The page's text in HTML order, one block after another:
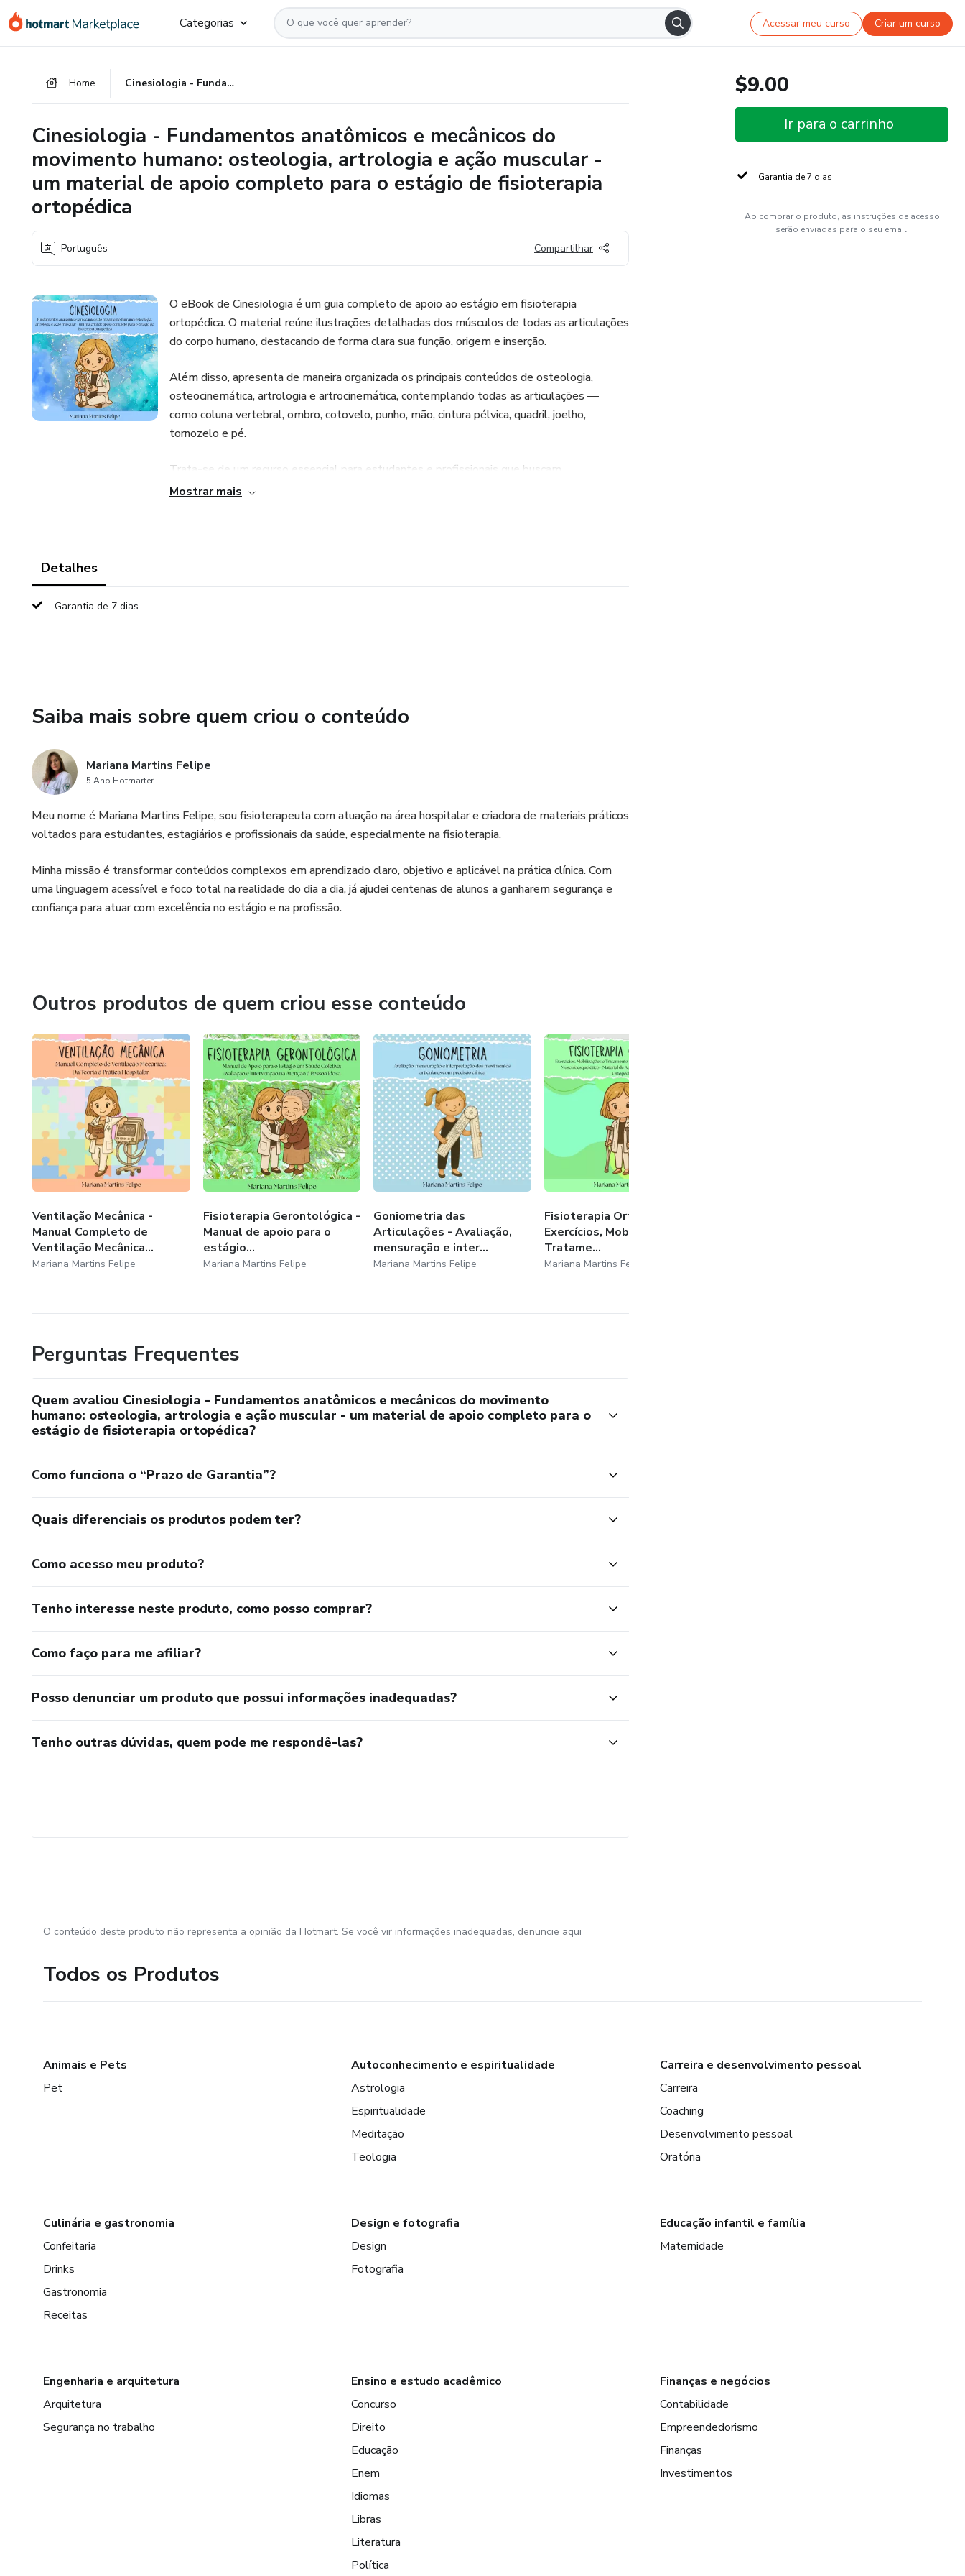
para
para
para
Categorias Acessar meu curso Criar um curso
Home Cinesiologia - Fundamentos anatômicos e mecânicos do movimento humano: osteologia, artrologia e ação muscular - um material de apoio completo para o estágio de fisioterapia ortopédica
Cinesiologia - Fundamentos anatômicos e mecânicos do
movimento humano: osteologia, artrologia e ação muscular -
um material de apoio completo para o estágio de fisioterapia
ortopédica
Português Compartilhar
O eBook de Cinesiologia é um guia completo de apoio ao estágio em fisioterapia
ortopédica. O material reúne ilustrações detalhadas dos músculos de todas as articulações
do corpo humano, destacando de forma clara sua função, origem e inserção.
Além disso, apresenta de maneira organizada os principais conteúdos de osteologia,
osteocinemática, artrologia e artrocinemática, contemplando todas as articulações —
como coluna vertebral, ombro, cotovelo, punho, mão, cintura pélvica, quadril, joelho,
tornozelo e pé.
Trata-se de um recurso essencial para estudantes e profissionais que buscam
compreender com profundidade os fundamentos da cinesiologia aplicados à prática clínica
- Módulo 3: Complexo articular de cotovelo
- Módulo 4: Complexo articular de punho e mão
- Módulo 6: Complexo articular do quadril
- Módulo 7: Complexo articular de joelho
- Módulo 8: Complexo articular de tornozelo e pé
Mostrar mais
Detalhes
Garantia de 7 dias
Saiba mais sobre quem criou o conteúdo
Mariana Martins Felipe
5 Ano Hotmarter
Meu nome é Mariana Martins Felipe, sou fisioterapeuta com atuação na área hospitalar e criadora de materiais práticos
voltados para estudantes, estagiários e profissionais da saúde, especialmente na fisioterapia.
Minha missão é transformar conteúdos complexos em aprendizado claro, objetivo e aplicável na prática clínica. Com
uma linguagem acessível e foco total na realidade do dia a dia, já ajudei centenas de alunos a ganharem segurança e
confiança para atuar com excelência no estágio e na profissão.
Outros produtos de quem criou esse conteúdo
Ventilação Mecânica -
Manual Completo de
Ventilação Mecânica...
Mariana Martins Felipe
Fisioterapia Gerontológica -
Manual de apoio para o
estágio...
Mariana Martins Felipe
Goniometria das
Articulações - Avaliação,
mensuração e inter...
Mariana Martins Felipe
Fisioterapia Ortopédica -
Exercícios, Mobilizações e
Tratame...
Mariana Martins Felipe
Perguntas Frequentes
Quem avaliou Cinesiologia - Fundamentos anatômicos e mecânicos do movimento
humano: osteologia, artrologia e ação muscular - um material de apoio completo para o
estágio de fisioterapia ortopédica?
Como funciona o “Prazo de Garantia”?
Quais diferenciais os produtos podem ter?
Como acesso meu produto?
Tenho interesse neste produto, como posso comprar?
Como faço para me afiliar?
Posso denunciar um produto que possui informações inadequadas?
Tenho outras dúvidas, quem pode me respondê-las?
$9.00
Ir para o carrinho
Garantia de 7 dias
Ao comprar o produto, as instruções de acesso
serão enviadas para o seu email.
O conteúdo deste produto não representa a opinião da Hotmart. Se você vir informações inadequadas, denuncie aqui
Todos os Produtos
Animais e Pets
Pet
Autoconhecimento e espiritualidade
Astrologia
Espiritualidade
Meditação
Teologia
Carreira e desenvolvimento pessoal
Carreira
Coaching
Desenvolvimento pessoal
Oratória
Culinária e gastronomia
Confeitaria
Drinks
Gastronomia
Receitas
Design e fotografia
Design
Fotografia
Educação infantil e família
Maternidade
Engenharia e arquitetura
Arquitetura
Segurança no trabalho
Ensino e estudo acadêmico
Concurso
Direito
Educação
Enem
Idiomas
Libras
Literatura
Política
Finanças e negócios
Contabilidade
Empreendedorismo
Finanças
Investimentos